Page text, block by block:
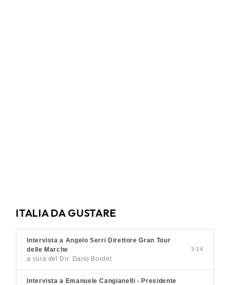
ITALIA DA GUSTARE
Intervista a Angelo Serri Direttore Gran Tour
delle Marche
a cura del Dir. Dario Bordet
3:14
Intervista a Emanuele Cangianelli - Presidente